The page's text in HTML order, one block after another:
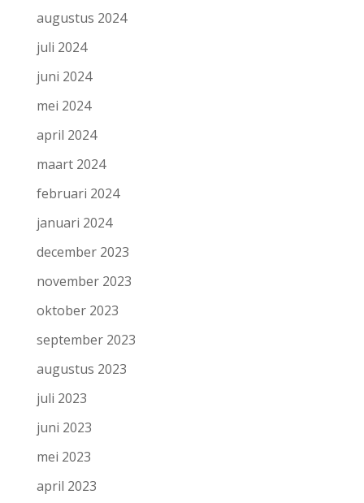
augustus 2024
juli 2024
juni 2024
mei 2024
april 2024
maart 2024
februari 2024
januari 2024
december 2023
november 2023
oktober 2023
september 2023
augustus 2023
juli 2023
juni 2023
mei 2023
april 2023